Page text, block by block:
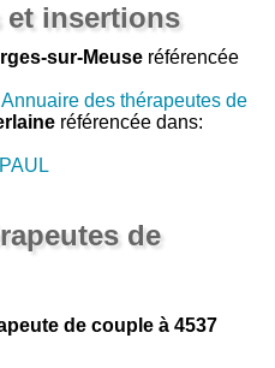
et insertions
sur-Meuse référencée
Annuaire des thérapeutes de
référencée dans:
de
de couple à 4537